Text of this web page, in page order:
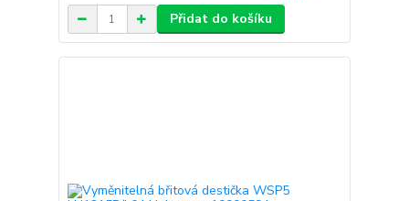
Přidat do košíku